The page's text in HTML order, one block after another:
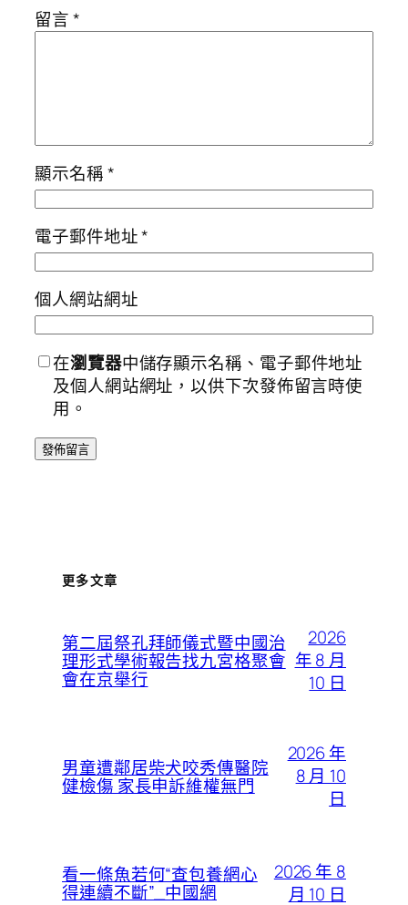
留言*
顯示名稱*
電子郵件地址*
個人網站網址
在瀏覽器中儲存顯示名稱、電子郵件地址
及個人網站網址，以供下次發佈留言時使
用。
更多文章
第二屆祭孔拜師儀式暨中國治
理形式學術報告找九宮格聚會
會在京舉行
2026
年 8 月
10 日
男童遭鄰居柴犬咬秀傳醫院
健檢傷 家長申訴維權無門
2026 年
8 月 10
日
看一條魚若何“查包養網心
得連續不斷”_中國網
2026 年 8
月 10 日